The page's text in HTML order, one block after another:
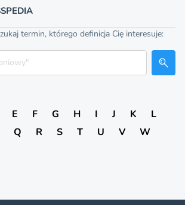
termin, którego definicja Cię interesuje:
E F G H I J K
L
Q R S T U V
W